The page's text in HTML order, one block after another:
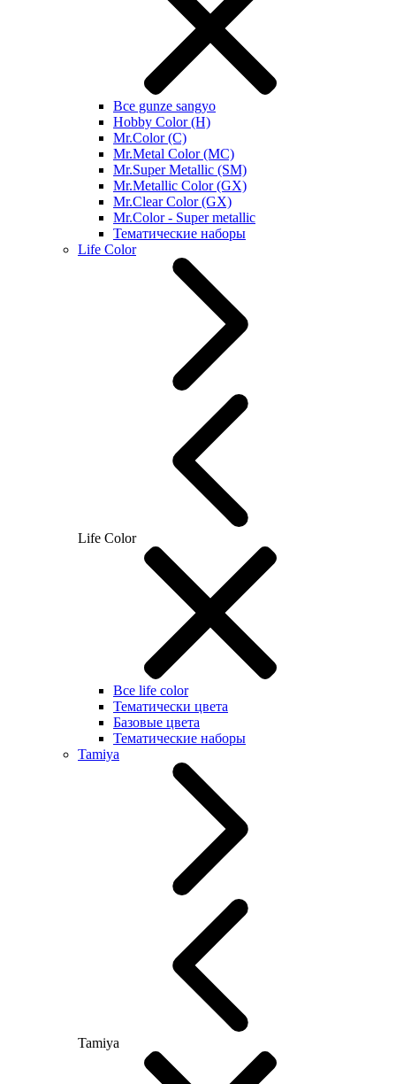
Все gunze sangyo
Hobby Color (H)
Mr.Color (C)
Mr.Metal Color (MC)
Mr.Super Metallic (SM)
Mr.Metallic Color (GX)
Mr.Clear Color (GX)
Mr.Color - Super metallic
Тематические наборы
Life Color
Life Color
Все life color
Тематически цвета
Базовые цвета
Тематические наборы
Tamiya
Tamiya